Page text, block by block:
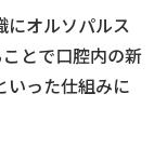
にオルソパルス
とで口腔内の新
いった仕組みに